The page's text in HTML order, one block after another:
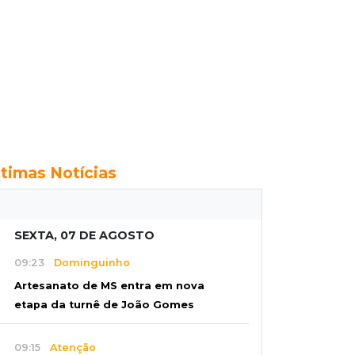
Notícias
SEXTA, 07 DE AGOSTO
09:23 Dominguinho
Artesanato de MS entra em nova
etapa da turnê de João Gomes
09:15 Atenção